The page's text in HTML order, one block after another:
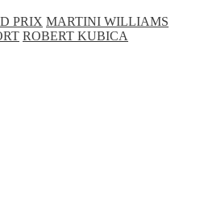
PRIX MARTINI WILLIAMS
ROBERT KUBICA